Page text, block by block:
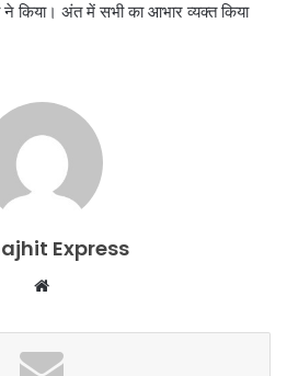
किया। अंत में सभी का आभार व्यक्त किया
Express